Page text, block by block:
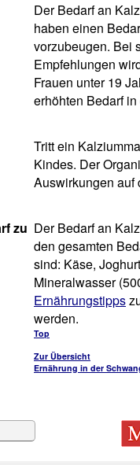
Der Bedarf an
haben einen
vorzubeugen. Bei
Empfehlungen
Frauen unter 19
erhöhten Bedarf
Tritt ein
Kindes. Der
Auswirkungen auf
zu Der Bedarf an
den gesamten
sind: Käse,
Mineralwasser
Ernährungstipps
werden.
Top
Zur Übersicht
Ernährung in der